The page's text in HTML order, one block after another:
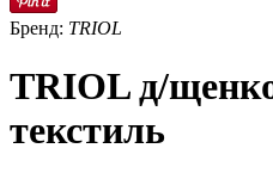
Бренд: TRIOL
TRIOL д/
текстиль